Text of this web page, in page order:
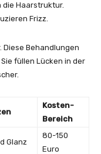
Haarstruktur.
Frizz.
Behandlungen
füllen Lücken in der
Kosten-
Bereich
Glanz
80-150
Euro